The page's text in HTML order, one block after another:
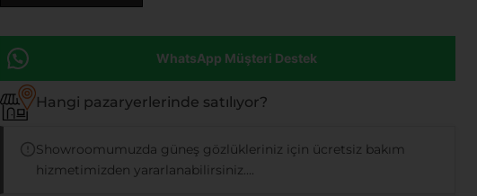
WhatsApp Müşteri Destek
Hangi pazaryerlerinde satılıyor?
Showroomumuzda güneş gözlükleriniz için ücretsiz bakım
hizmetimizden yararlanabilirsiniz....